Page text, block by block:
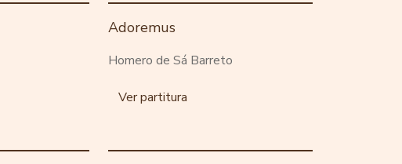
Adoremus
Homero de Sá Barreto
Ver partitura